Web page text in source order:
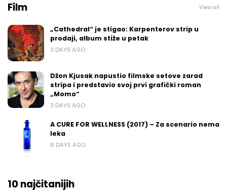
Film View all
„Cathedral“ je stigao: Karpenterov strip u
prodaji, album stiže u petak
3 DAYS AGO
Džon Kjusak napustio filmske setove zarad
stripa i predstavio svoj prvi grafički roman
„Momo“
3 DAYS AGO
A CURE FOR WELLNESS (2017) – Za scenario nema
leka
8 DAYS AGO
10 najčitanijih